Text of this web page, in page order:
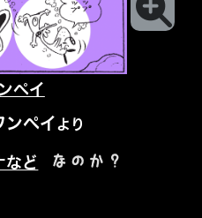
ペイ
ンペイより
など なのか？